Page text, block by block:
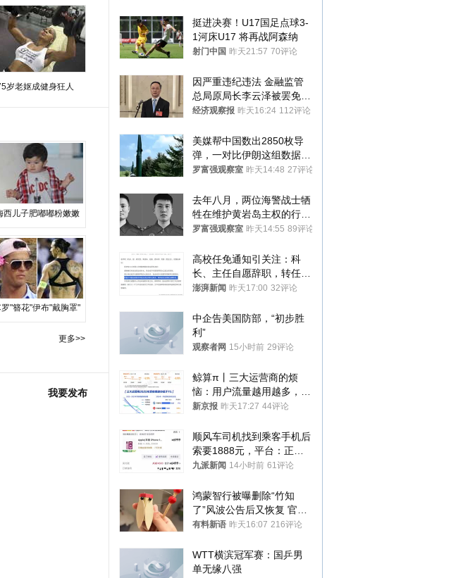
岁老妪成健身狂人
西儿子肥嘟嘟粉嫩嫩
"簪花"伊布"戴胸罩"
更多>>
我要发布
挺进决赛！U17国足点球3-
1河床U17 将再战阿森纳
射门中国 昨天21:57 70评论
因严重违纪违法 金融监管
总局原局长李云泽被罢免全
国人大代表
经济观察报 昨天16:24 112评论
美媒帮中国数出2850枚导
弹，一对比伊朗这组数据，
发现出大事了
罗富强观察室 昨天14:48 27评论
去年八月，两位海警战士牺
牲在维护黄岩岛主权的行动
中
罗富强观察室 昨天14:55 89评论
高校任免通知引关注：科
长、主任自愿辞职，转任思
政辅导员
澎湃新闻 昨天17:00 32评论
中企告美国防部，“初步胜
利”
观察者网 15小时前 29评论
鲸算π丨三大运营商的烦
恼：用户流量越用越多，收
入却越来越少
新京报 昨天17:27 44评论
顺风车司机找到乘客手机后
索要1888元，平台：正和
司机沟通协商
九派新闻 14小时前 61评论
鸿蒙智行被曝删除“竹知
了”风波公告后又恢复 官媒
曾力挺：劝华为要大度的，
有料新语 昨天16:07 216评论
WTT横滨冠军赛：国乒男
单无缘八强